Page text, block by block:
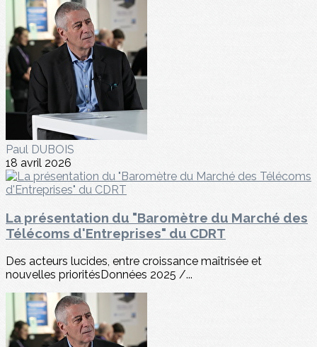
Paul DUBOIS
18 avril 2026
La présentation du "Baromètre du Marché des
Télécoms d'Entreprises" du CDRT
Des acteurs lucides, entre croissance maîtrisée et
nouvelles prioritésDonnées 2025 /...